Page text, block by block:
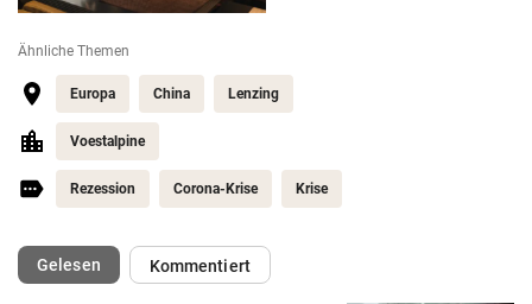
Ähnliche Themen
Europa China Lenzing
Voestalpine
Rezession Corona-Krise Krise
Gelesen(ausgewählt)Kommentiert